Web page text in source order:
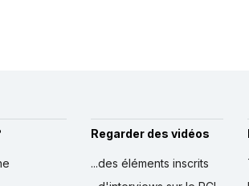
Regarder des vidéos
...des éléments inscrits